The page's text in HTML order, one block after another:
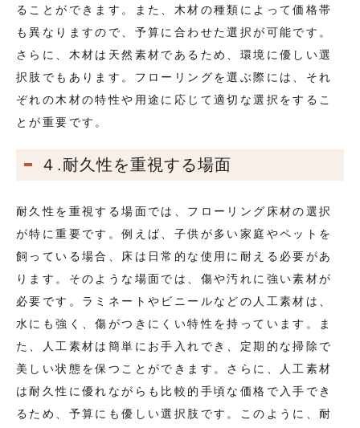
ることができます。また、木材の種類によって価格帯
も異なりますので、予算に合わせた選択が可能です。
さらに、木材は天然素材であるため、環境に優しい選
択肢でもあります。フローリングを選ぶ際には、それ
ぞれの木材の特性や用途に応じて適切な選択をするこ
とが重要です。
４.耐久性を重視する場面
耐久性を重視する場面では、フローリング床材の選択
が特に重要です。例えば、子供が多い家庭やペットを
飼っている場合、床は日常的な使用に耐える必要があ
ります。そのような場面では、傷や汚れに強い素材が
必要です。ラミネートやビニールなどの人工素材は、
水にも強く、傷がつきにくい特性を持っています。ま
た、人工素材は簡単にお手入れでき、定期的な掃除で
美しい状態を保つことができます。さらに、人工素材
は耐久性に優れながらも比較的手頃な価格で入手でき
るため、予算にも優しい選択肢です。このように、耐